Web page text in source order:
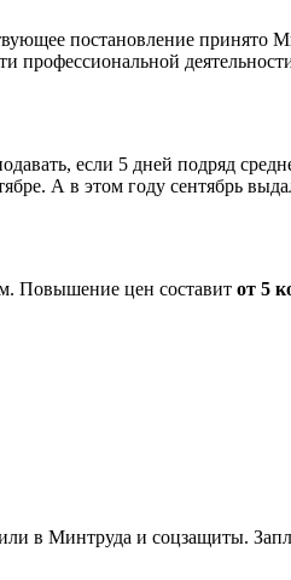
постановление принято
профессиональной
если 5 дней подряд
А в этом году сентябрь
Повышение цен составит от 5
в Минтруда и соцзащиты.